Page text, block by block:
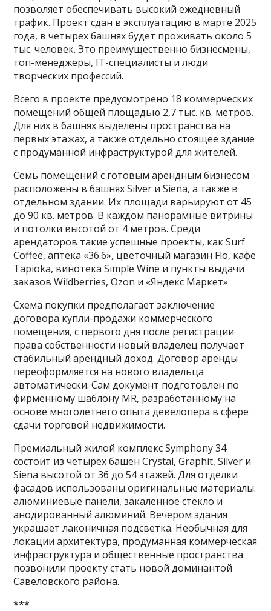
позволяет обеспечивать высокий ежедневный
трафик. Проект сдан в эксплуатацию в марте 2025
года, в четырех башнях будет проживать около 5
тыс. человек. Это преимущественно бизнесмены,
топ-менеджеры, IT-специалисты и люди
творческих профессий.
Всего в проекте предусмотрено 18 коммерческих
помещений общей площадью 2,7 тыс. кв. метров.
Для них в башнях выделены пространства на
первых этажах, а также отдельно стоящее здание
с продуманной инфраструктурой для жителей.
Семь помещений с готовым арендным бизнесом
расположены в башнях Silver и Siena, а также в
отдельном здании. Их площади варьируют от 45
до 90 кв. метров. В каждом панорамные витрины
и потолки высотой от 4 метров. Среди
арендаторов такие успешные проекты, как Surf
Coffee, аптека «36.6», цветочный магазин Flo, кафе
Tapioka, винотека Simple Wine и пункты выдачи
заказов Wildberries, Ozon и «Яндекс Маркет».
Схема покупки предполагает заключение
договора купли-продажи коммерческого
помещения, с первого дня после регистрации
права собственности новый владелец получает
стабильный арендный доход. Договор аренды
переоформляется на нового владельца
автоматически. Сам документ подготовлен по
фирменному шаблону MR, разработанному на
основе многолетнего опыта девелопера в сфере
сдачи торговой недвижимости.
Премиальный жилой комплекс Symphony 34
состоит из четырех башен Crystal, Graphit, Silver и
Siena высотой от 36 до 54 этажей. Для отделки
фасадов использованы оригинальные материалы:
алюминиевые панели, закаленное стекло и
анодированный алюминий. Вечером здания
украшает лаконичная подсветка. Необычная для
локации архитектура, продуманная коммерческая
инфраструктура и общественные пространства
позвонили проекту стать новой доминантой
Савеловского района.
***